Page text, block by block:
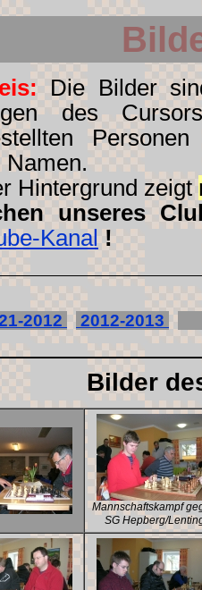
Die Bilder
des
Namen.
Hintergrund zeigt
unseres
Kanal !
2012 2012-2013
Bilder
Mannschaftskampf
SG Hepberg/